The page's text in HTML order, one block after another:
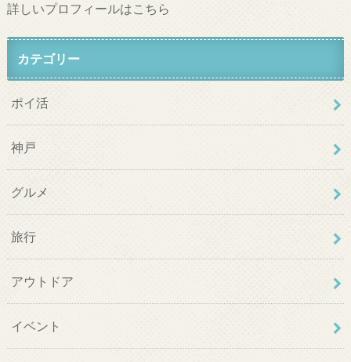
詳しいプロフィールはこちら
カテゴリー
ポイ活
神戸
グルメ
旅行
アウトドア
イベント